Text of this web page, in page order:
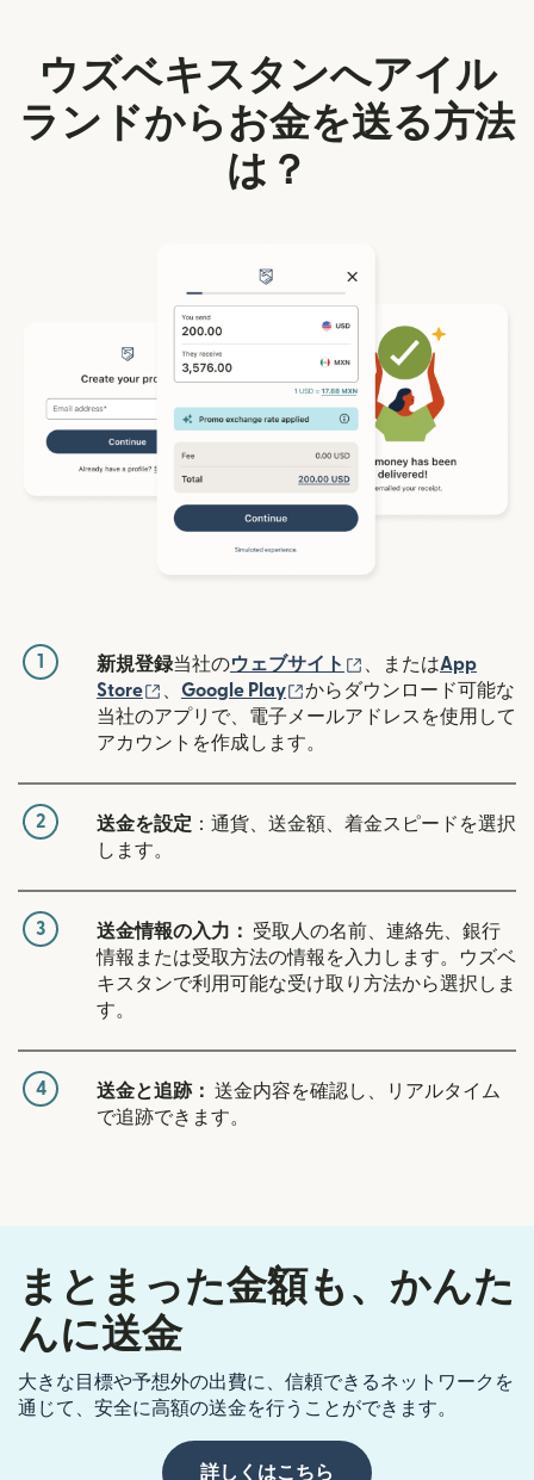
ウズベキスタンへアイル
ランドからお金を送る方法
は？
1 新規登録当社のウェブサイト （別ウィンドウで
、またはApp
Store
（別ウィンドウで開きます）
Google Play （別ウィンドウで開きま
からダウンロード可能な
当社のアプリで、電子メールアドレスを使用して
アカウントを作成します。
2 送金を設定 ：通貨、送金額、着金スピードを選択
します。
3 送金情報の入力：
受取人の名前、連絡先、銀行
情報または受取方法の情報を入力します。ウズベ
キスタンで利用可能な受け取り方法から選択しま
す。
4 送金と追跡： 送金内容を確認し、リアルタイム
で追跡できます。
まとまった金額も、かんた
んに送金
大きな目標や予想外の出費に、信頼できるネットワークを
通じて、安全に高額の送金を行うことができます。
詳しくはこちら